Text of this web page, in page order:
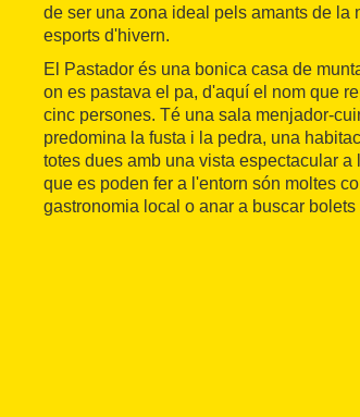
de ser una zona ideal pels amants de
esports d'hivern.
El Pastador és una bonica casa de
on es pastava el pa, d'aquí el nom que
cinc persones. Té una sala menjador-
predomina la fusta i la pedra, una
totes dues amb una vista espectacular
que es poden fer a l'entorn són moltes
gastronomia local o anar a buscar bolets